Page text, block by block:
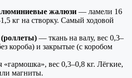
жалюзи — ламели 16
кг на створку. Самый ходовой
— ткань на валу, вес 0,3–
короба) и закрытые (с коробом
«гармошка», вес 0,3–0,8 кг. Лёгкие,
магниты.